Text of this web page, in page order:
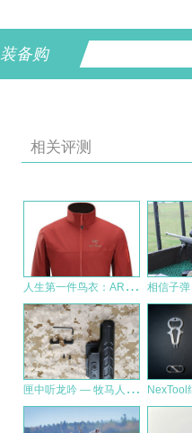
装备购
相关评测
人
生第一件鸟衣：ARC’TERYX 始祖鸟 Gamma LT Jacket 男款软壳夹克
匣
中听龙吟 — 牧马人多功能防抢棍套测评